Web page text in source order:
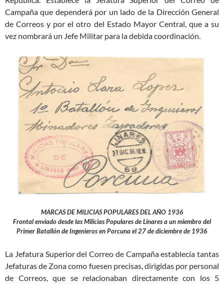
Campaña que dependerá por un lado de la Dirección General
de Correos y por el otro del Estado Mayor Central, que a su
vez nombrará un Jefe Militar para la debida coordinación.
MARCAS DE MILICIAS POPULARES DEL AÑO 1936
Frontal enviado desde las Milicias Populares de Linares a un miembro del
Primer Batallón de Ingenieros en Porcuna el 27 de diciembre de 1936
La Jefatura Superior del Correo de Campaña establecía tantas
Jefaturas de Zona como fuesen precisas, dirigidas por personal
de Correos, que se relacionaban directamente con los 5